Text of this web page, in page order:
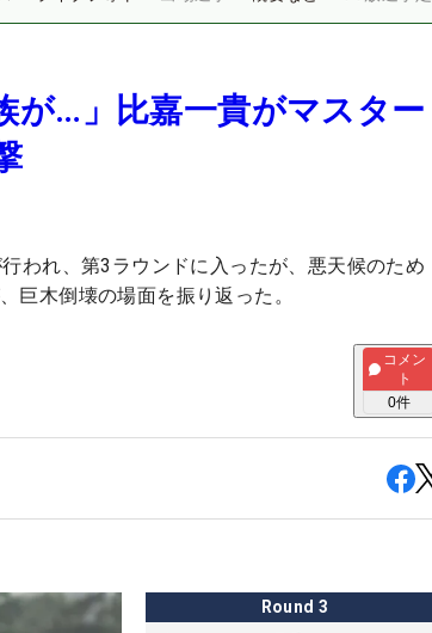
が…」比嘉一貴がマスター
われ、第3ラウンドに入ったが、悪天候のため
巨木倒壊の場面を振り返った。
コメン
ト
0件
Round 3